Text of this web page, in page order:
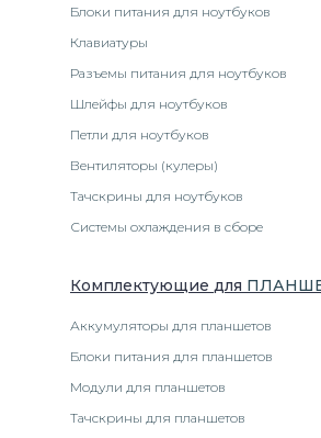
Блоки питания для ноутбуков
Клавиатуры
Разъемы питания для ноутбуков
Шлейфы для ноутбуков
Петли для ноутбуков
Вентиляторы (кулеры)
Тачскрины для ноутбуков
Системы охлаждения в сборе
Комплектующие для
Аккумуляторы для планшетов
Блоки питания для планшетов
Модули для планшетов
Тачскрины для планшетов